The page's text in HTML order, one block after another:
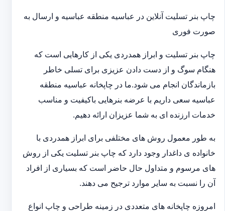
چاپ بنر تسلیت آنلاین در عباسیه منطقه عباسیه و ارسال به
صورت فوری
چاپ بنر تسلیت و ابراز همدردی یکی از کارهایی است که
هنگام سوگ و از دست دادن عزیزی برای تسلی خاطر
بازماندگان انجام می شود.ما در چاپخانه عباسیه منطقه
عباسیه سعی داریم با عرضه بنرهایی باکیفیت و مناسب
خدمات ارزنده ای به شما عزیزان ارائه دهیم.
به طور معمول روش های مختلفی برای ابراز همدردی با
خانواده ی داغدار وجود دارد که چاپ بنر تسلیت یکی از روش
های مرسوم و متداول حال حاضر است که بسیاری از افراد
آن را نسبت به سایر موارد ترجیح می دهند.
امروزه چاپخانه های متعددی در زمینه طراحی و چاپ انواع